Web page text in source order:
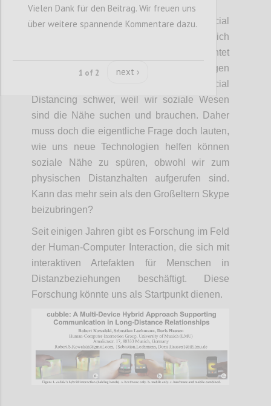
Author:CFRAUENBERGER Date:09 DECEMBER 2020
Das Framing "Technologies for Social
Distancing" finde ich grundsätzlich
problematisch. Wer diese Frage stellt, erntet
Technologien, die überwachen, verfolgen
und bevormunden. Menschen fällt Social
Distancing schwer, weil wir soziale Wesen
sind die Nähe suchen und brauchen. Daher
muss doch die eigentliche Frage doch lauten,
wie uns neue Technologien helfen können
soziale Nähe zu spüren, obwohl wir zum
physischen Distanzhalten aufgerufen sind.
Kann das mehr sein als den Großeltern Skype
beizubringen?
Seit einigen Jahren gibt es Forschung im Feld
der Human-Computer Interaction, die sich mit
interaktiven Artefakten für Menschen in
Distanzbeziehungen beschäftigt. Diese
Forschung könnte uns als Startpunkt dienen.
Vielen Dank für den Beitrag. Wir freuen uns
über weitere spannende Kommentare dazu.
1 of 2 next ›